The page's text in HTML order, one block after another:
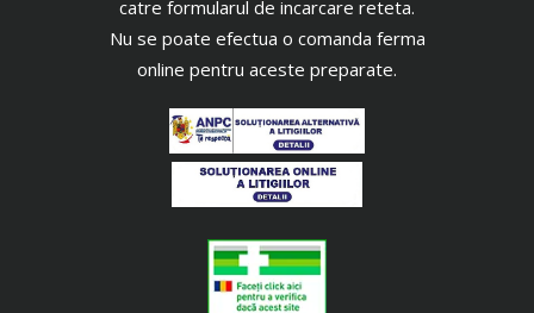
catre formularul de incarcare reteta.
Nu se poate efectua o comanda ferma
online pentru aceste preparate.